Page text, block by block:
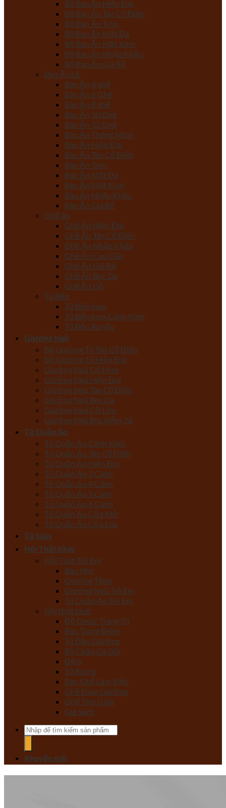
Bộ Bàn Ăn Hiện Đại
Bộ Bàn Ăn Tân Cổ Điển
Bộ Bàn Ăn Tròn
Bộ Bàn Ăn Mặt Đá
Bộ Bàn Ăn Mặt Kính
Bộ Bàn Ăn Nhập Khẩu
Bộ Bàn Ăn Giá Rẻ
Bàn Ăn Lẻ
Bàn Ăn 4 ghế
Bàn Ăn 6 Ghế
Bàn Ăn 8 ghế
Bàn Ăn 10 Ghế
Bàn Ăn 12 Ghế
Bàn Ăn Thông Minh
Bàn Ăn Hiện Đại
Bàn Ăn Tân Cổ Điển
Bàn Ăn Tròn
Bàn Ăn Mặt Đá
Bàn Ăn Mặt Kính
Bàn Ăn Nhập Khẩu
Bàn Ăn Giá Rẻ
Ghế ăn
Ghế Ăn Hiện Đại
Ghế Ăn Tân Cổ Điển
Ghế Ăn Nhập Khẩu
Ghế Ăn Cao Cấp
Ghế Ăn Giá Rẻ
Ghế Ăn Bọc Da
Ghế Ăn Gỗ
Tủ Bếp
Tủ Bếp Inox
Tủ Bếp Inox Cánh Kính
Tủ Bếp Acrylic
Giường Ngủ
Bộ Giường Tủ Tân Cổ Điển
Bộ Giường Tủ Hiện Đại
Giường Ngủ Gỗ Mun
Giường Ngủ Hiện Đại
Giường Ngủ Tân Cổ Điển
Giường Ngủ Bọc Da
Giường Ngủ Cỡ Lớn
Giường Ngủ Bọc Nệm, Nỉ
Tủ Quần Áo
Tủ Quần Áo Cánh Kính
Tủ Quần Áo Tân Cổ Điển
Tủ Quần Áo Hiện Đại
Tủ Quần Áo 3 Cánh
Tủ Quần Áo 4 Cánh
Tủ Quần Áo 5 Cánh
Tủ Quần Áo 6 Cánh
Tủ Quần Áo Cửa Mở
Tủ Quần Áo Cửa Lùa
Tủ Giày
Nội Thất Khác
Nội Thất Trẻ Em
Bàn Học
Giường Tầng
Giường Ngủ Trẻ Em
Tủ Quần Áo Trẻ Em
Nội thất khác
Đồ Decor Trang Trí
Bàn Trang Điểm
Tủ Đầu Giường
Bộ Chăn Ga Gối
Đệm
Tủ Rượu
Bàn Ghế Làm Việc
Ghế Đuôi Giường
Ghế Thư Giãn
Giá Sách
Tìm
kiếm:
Khuyến mãi